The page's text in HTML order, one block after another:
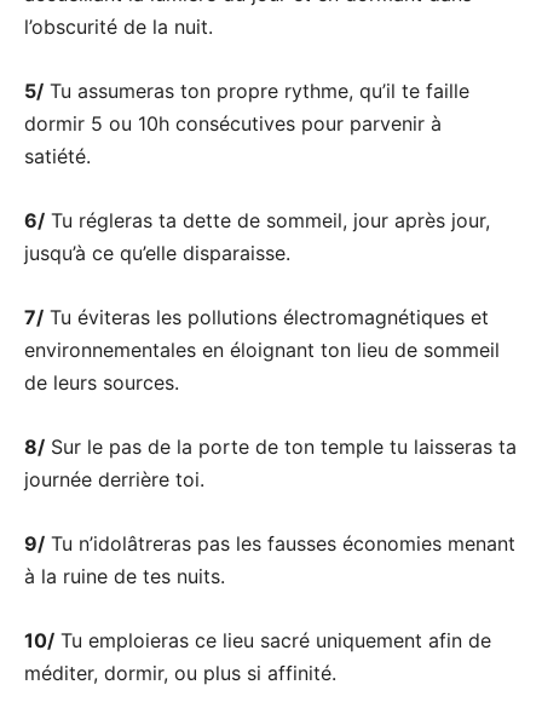
l’obscurité de la nuit.
5/ Tu assumeras ton propre rythme, qu’il te faille
dormir 5 ou 10h consécutives pour parvenir à
satiété.
6/ Tu régleras ta dette de sommeil, jour après jour,
jusqu’à ce qu’elle disparaisse.
7/ Tu éviteras les pollutions électromagnétiques et
environnementales en éloignant ton lieu de sommeil
de leurs sources.
8/ Sur le pas de la porte de ton temple tu laisseras ta
journée derrière toi.
9/ Tu n’idolâtreras pas les fausses économies menant
à la ruine de tes nuits.
10/ Tu emploieras ce lieu sacré uniquement afin de
méditer, dormir, ou plus si affinité.